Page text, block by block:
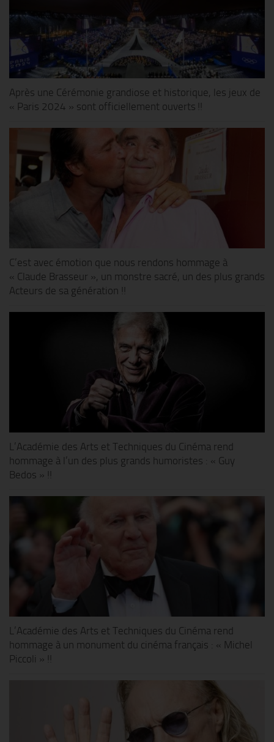
Après une Cérémonie grandiose et historique, les jeux de
« Paris 2024 » sont officiellement ouverts !!
C’est avec émotion que nous rendons hommage à
« Claude Brasseur », un monstre sacré, un des plus grands
Acteurs de sa génération !!
L’Académie des Arts et Techniques du Cinéma rend
hommage à l’un des plus grands humoristes : « Guy
Bedos » !!
L’Académie des Arts et Techniques du Cinéma rend
hommage à un monument du cinéma français : « Michel
Piccoli » !!